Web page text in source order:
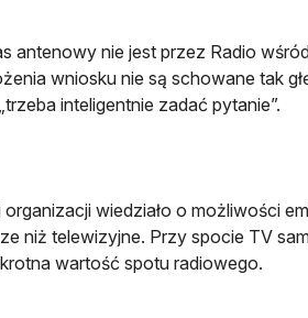
antenowy nie jest przez Radio
wniosku nie są schowane tak
inteligentnie zadać pytanie”.
wiedziało o możliwości
niż telewizyjne. Przy spocie TV
wartość spotu radiowego.